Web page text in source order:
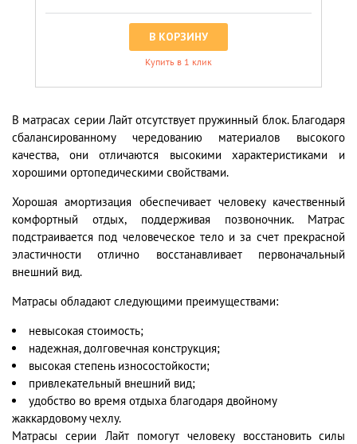
В КОРЗИНУ
Купить в 1 клик
В матрасах серии Лайт отсутствует пружинный блок. Благодаря
сбалансированному чередованию материалов высокого
качества, они отличаются высокими характеристиками и
хорошими ортопедическими свойствами.
Хорошая амортизация обеспечивает человеку качественный
комфортный отдых, поддерживая позвоночник. Матрас
подстраивается под человеческое тело и за счет прекрасной
эластичности отлично восстанавливает первоначальный
внешний вид.
Матрасы обладают следующими преимуществами:
невысокая стоимость;
надежная, долговечная конструкция;
высокая степень износостойкости;
привлекательный внешний вид;
удобство во время отдыха благодаря двойному
жаккардовому чехлу.
Матрасы серии Лайт помогут человеку восстановить силы